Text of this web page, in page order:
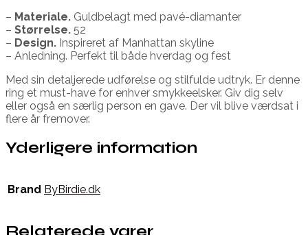
– Materiale. Guldbelagt med pavé-diamanter
– Størrelse. 52
– Design. Inspireret af Manhattan skyline
– Anledning. Perfekt til både hverdag og fest
Med sin detaljerede udførelse og stilfulde udtryk. Er denne
ring et must-have for enhver smykkeelsker. Giv dig selv
eller også en særlig person en gave. Der vil blive værdsat i
flere år fremover.
Yderligere information
Brand ByBirdie.dk